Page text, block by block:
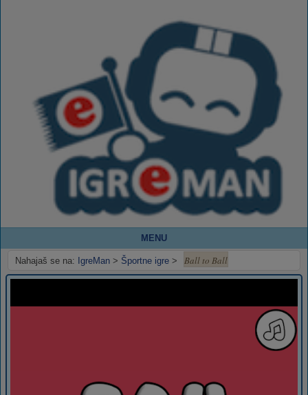
MENU
Nahajaš se na: IgreMan > Športne igre > Ball to Ball